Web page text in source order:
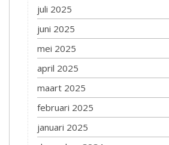
juli 2025
juni 2025
mei 2025
april 2025
maart 2025
februari 2025
januari 2025